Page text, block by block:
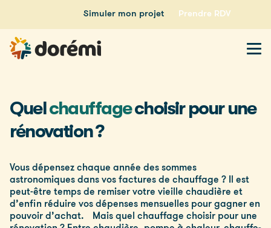
Simuler mon projet Prendre RDV
Quelchauffagechoisirpour une
rénovation ?
Vous dépensez chaque année des sommes
astronomiques dans vos factures de chauffage ? Il est
peut-être temps de remiser votre vieille chaudière et
d’enfin réduire vos dépenses mensuelles pour gagner en
pouvoir d’achat. Mais quel chauffage choisir pour une